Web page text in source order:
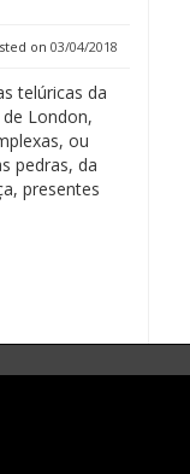
on 03/04/2018
telúricas da
London,
ou
pedras, da
presentes